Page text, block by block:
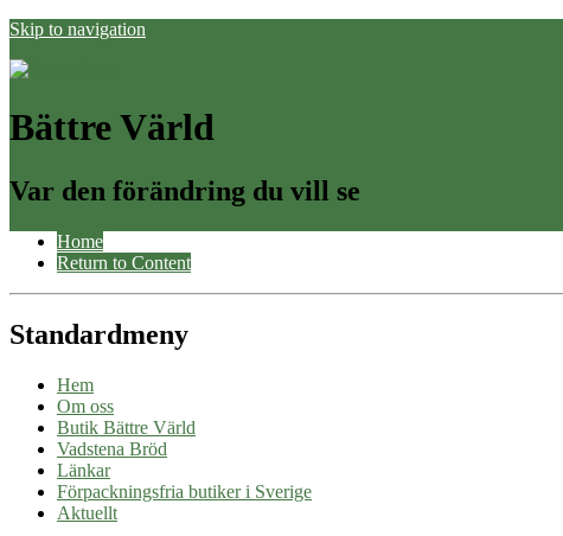
Skip to navigation
Bättre Värld
Var den förändring du vill se
Home
Return to Content
Standardmeny
Hem
Om oss
Butik Bättre Värld
Vadstena Bröd
Länkar
Förpackningsfria butiker i Sverige
Aktuellt